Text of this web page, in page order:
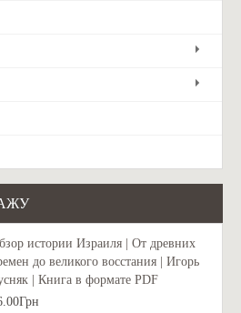
истории Израиля | От древних
до великого восстания | Игорь
| Книга в формате PDF